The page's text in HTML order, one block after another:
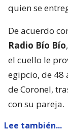
quien se
De acuerdo
Radio Bío Bío
el cuello le
egipcio, de 48
de Coronel,
con su pareja.
Lee también...